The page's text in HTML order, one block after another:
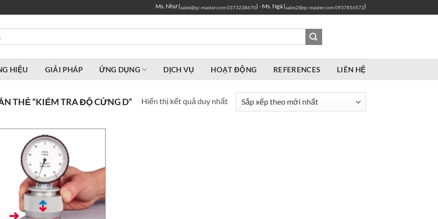
Ms. Như (sales@qc-master.com0373238670) - Ms. Ngà (sales2@qc-master.com0937856572)
HIỆU GIẢI PHÁP ỨNG DỤNG DỊCH VỤ HOẠT ĐỘNG REFERENCES LIÊN HỆ
THẺ “KIỂM TRA ĐỘ CỨNG D” Hiển thị kết quả duy nhất